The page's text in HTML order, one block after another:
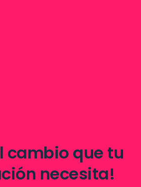
cambio que tu
necesita!